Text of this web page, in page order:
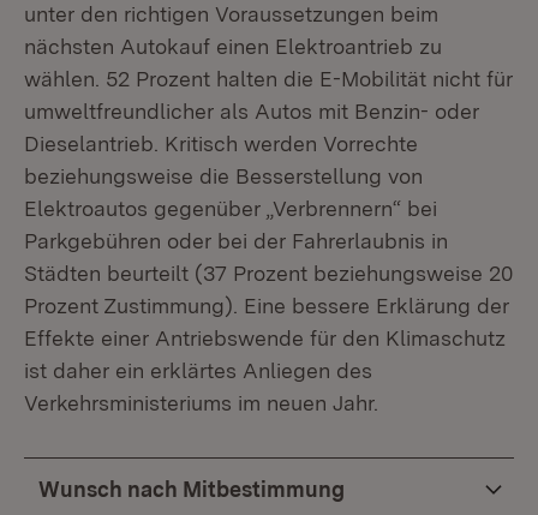
unter den richtigen Voraussetzungen beim
nächsten Autokauf einen Elektroantrieb zu
wählen. 52 Prozent halten die E-Mobilität nicht für
umweltfreundlicher als Autos mit Benzin- oder
Dieselantrieb. Kritisch werden Vorrechte
beziehungsweise die Besserstellung von
Elektroautos gegenüber „Verbrennern“ bei
Parkgebühren oder bei der Fahrerlaubnis in
Städten beurteilt (37 Prozent beziehungsweise 20
Prozent Zustimmung). Eine bessere Erklärung der
Effekte einer Antriebswende für den Klimaschutz
ist daher ein erklärtes Anliegen des
Verkehrsministeriums im neuen Jahr.
Wunsch nach Mitbestimmung